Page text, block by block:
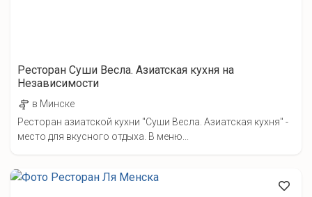
Ресторан Суши Весла. Азиатская кухня на
Независимости
в Минске
Ресторан азиатской кухни "Суши Весла. Азиатская кухня" -
место для вкусного отдыха. В меню...